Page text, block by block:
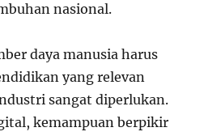
nasional.
daya manusia harus
yang relevan
sangat diperlukan.
kemampuan berpikir